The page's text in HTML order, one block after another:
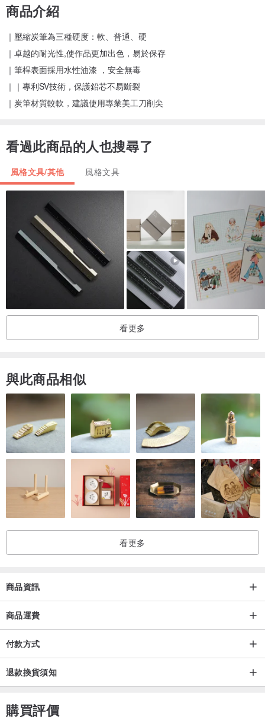
商品介紹
｜壓縮炭筆為三種硬度：軟、普通、硬
｜卓越的耐光性,使作品更加出色，易於保存
｜筆桿表面採用水性油漆 ，安全無毒
｜｜專利SV技術，保護鉛芯不易斷裂
｜炭筆材質較軟，建議使用專業美工刀削尖
看過此商品的人也搜尋了
風格文具/其他 風格文具
看更多
與此商品相似
看更多
商品資訊
商品運費
付款方式
退款換貨須知
購買評價